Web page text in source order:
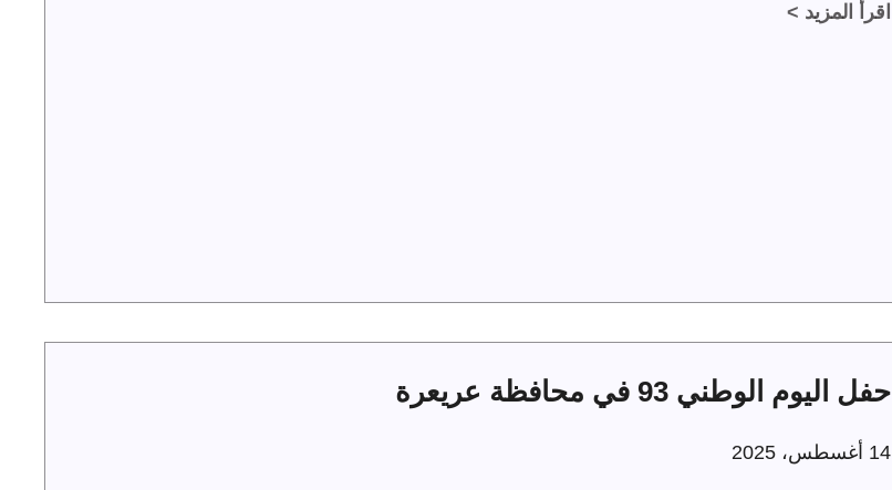
اقرأ المزيد >
حفل اليوم الوطني 93 في محافظة عريعرة
14 أغسطس، 2025